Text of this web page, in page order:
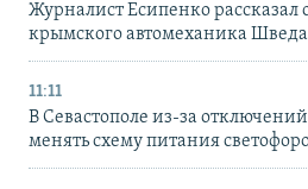
Журналист Есипенко рассказал
крымского автомеханика Шведа
11:11
В Севастополе из-за
менять схему питания